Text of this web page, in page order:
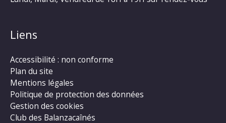
Liens
Accessibilité : non conforme
Plan du site
Mentions légales
Politique de protection des données
Gestion des cookies
Club des Balanzacaînés